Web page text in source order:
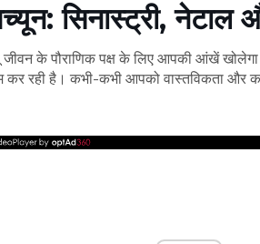
सिनास्ट्री, नेटाल
के पौराणिक पक्ष के लिए आपकी आंखें
रही है। कभी-कभी आपको वास्तविकता और